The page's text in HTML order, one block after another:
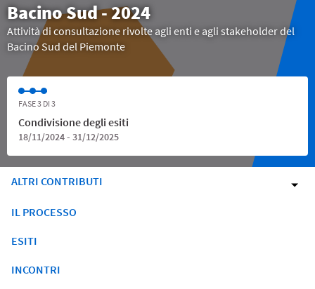
Bacino Sud - 2024
Attività di consultazione rivolte agli enti e agli stakeholder del
Bacino Sud del Piemonte
FASE 3 DI 3
Condivisione degli esiti
18/11/2024 - 31/12/2025
ALTRI CONTRIBUTI
IL PROCESSO
ESITI
INCONTRI